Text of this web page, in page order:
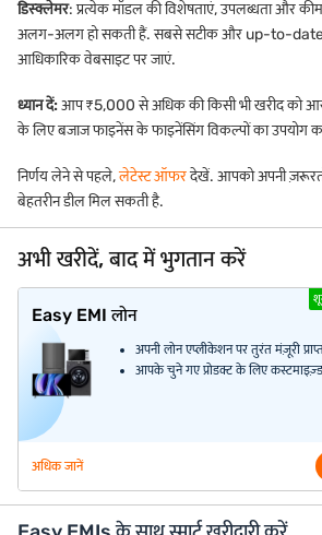
डिस्क्लेमर: प्रत्येक मॉडल की विशेषताएं, उपलब्धता और
अलग-अलग हो सकती हैं. सबसे सटीक और up-to-date
आधिकारिक वेबसाइट पर जाएं.
ध्यान दें:आप ₹5,000 से अधिक की किसी भी खरीद को
के लिए बजाज फाइनेंस के फाइनेंसिंग विकल्पों का उपयोग
निर्णय लेने से पहले,लेटेस्ट ऑफरदेखें. आपको अपनी
बेहतरीन डील मिल सकती है.
अभी खरीदें, बाद में भुगतान करें
Easy EMI लोन
अपनी लोन एप्लीकेशन पर तुरंत मंज़ूरी
आपके चुने गए प्रोडक्ट के लिए कस्टमाइज़्ड
अधिक जानें